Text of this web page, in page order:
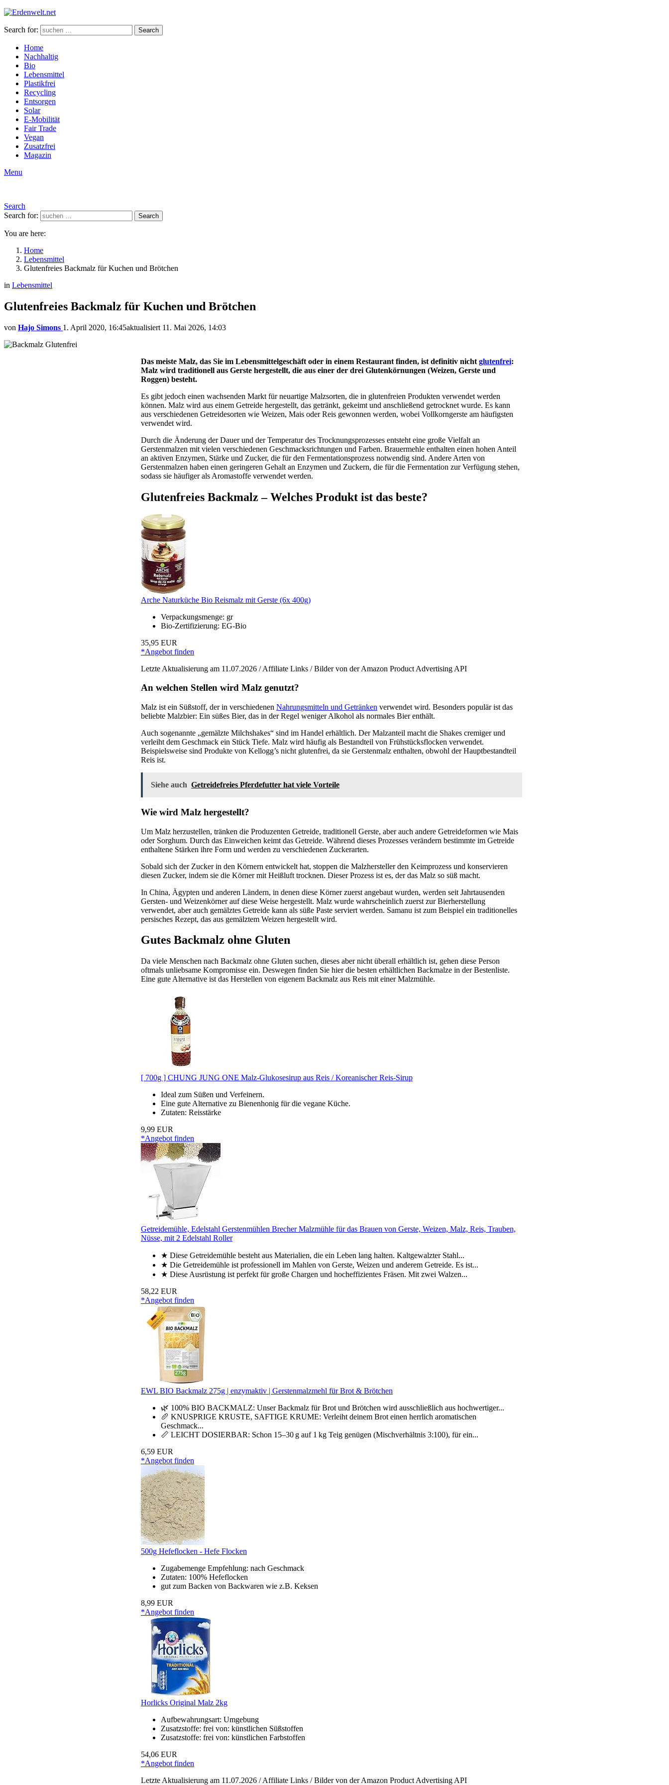
Search for: Search
Home
Nachhaltig
Bio
Lebensmittel
Plastikfrei
Recycling
Entsorgen
Solar
E-Mobilität
Fair Trade
Vegan
Zusatzfrei
Magazin
Menu
Search
Search for:
Search
You are here:
Home
Lebensmittel
Glutenfreies Backmalz für Kuchen und Brötchen
in Lebensmittel
Glutenfreies Backmalz für Kuchen und Brötchen
von Hajo Simons 1. April 2020, 16:45aktualisiert 11. Mai 2026, 14:03
Das meiste Malz, das Sie im Lebensmittelgeschäft oder in einem Restaurant finden, ist definitiv nicht glutenfrei:
Malz wird traditionell aus Gerste hergestellt, die aus einer der drei Glutenkörnungen (Weizen, Gerste und
Roggen) besteht.
Es gibt jedoch einen wachsenden Markt für neuartige Malzsorten, die in glutenfreien Produkten verwendet werden
können. Malz wird aus einem Getreide hergestellt, das getränkt, gekeimt und anschließend getrocknet wurde. Es kann
aus verschiedenen Getreidesorten wie Weizen, Mais oder Reis gewonnen werden, wobei Vollkorngerste am häufigsten
verwendet wird.
Durch die Änderung der Dauer und der Temperatur des Trocknungsprozesses entsteht eine große Vielfalt an
Gerstenmalzen mit vielen verschiedenen Geschmacksrichtungen und Farben. Brauermehle enthalten einen hohen Anteil
an aktiven Enzymen, Stärke und Zucker, die für den Fermentationsprozess notwendig sind. Andere Arten von
Gerstenmalzen haben einen geringeren Gehalt an Enzymen und Zuckern, die für die Fermentation zur Verfügung stehen,
sodass sie häufiger als Aromastoffe verwendet werden.
Glutenfreies Backmalz – Welches Produkt ist das beste?
Arche Naturküche Bio Reismalz mit Gerste (6x 400g)
Verpackungsmenge: gr
Bio-Zertifizierung: EG-Bio
35,95 EUR
*Angebot finden
Letzte Aktualisierung am 11.07.2026 / Affiliate Links / Bilder von der Amazon Product Advertising API
An welchen Stellen wird Malz genutzt?
Malz ist ein Süßstoff, der in verschiedenen Nahrungsmitteln und Getränken verwendet wird. Besonders populär ist das
beliebte Malzbier: Ein süßes Bier, das in der Regel weniger Alkohol als normales Bier enthält.
Auch sogenannte „gemälzte Milchshakes“ sind im Handel erhältlich. Der Malzanteil macht die Shakes cremiger und
verleiht dem Geschmack ein Stück Tiefe. Malz wird häufig als Bestandteil von Frühstücksflocken verwendet.
Beispielsweise sind Produkte von Kellogg’s nicht glutenfrei, da sie Gerstenmalz enthalten, obwohl der Hauptbestandteil
Reis ist.
Siehe auch Getreidefreies Pferdefutter hat viele Vorteile
Wie wird Malz hergestellt?
Um Malz herzustellen, tränken die Produzenten Getreide, traditionell Gerste, aber auch andere Getreideformen wie Mais
oder Sorghum. Durch das Einweichen keimt das Getreide. Während dieses Prozesses verändern bestimmte im Getreide
enthaltene Stärken ihre Form und werden zu verschiedenen Zuckerarten.
Sobald sich der Zucker in den Körnern entwickelt hat, stoppen die Malzhersteller den Keimprozess und konservieren
diesen Zucker, indem sie die Körner mit Heißluft trocknen. Dieser Prozess ist es, der das Malz so süß macht.
In China, Ägypten und anderen Ländern, in denen diese Körner zuerst angebaut wurden, werden seit Jahrtausenden
Gersten- und Weizenkörner auf diese Weise hergestellt. Malz wurde wahrscheinlich zuerst zur Bierherstellung
verwendet, aber auch gemälztes Getreide kann als süße Paste serviert werden. Samanu ist zum Beispiel ein traditionelles
persisches Rezept, das aus gemälztem Weizen hergestellt wird.
Gutes Backmalz ohne Gluten
Da viele Menschen nach Backmalz ohne Gluten suchen, dieses aber nicht überall erhältlich ist, gehen diese Person
oftmals unliebsame Kompromisse ein. Deswegen finden Sie hier die besten erhältlichen Backmalze in der Bestenliste.
Eine gute Alternative ist das Herstellen von eigenem Backmalz aus Reis mit einer Malzmühle.
[ 700g ] CHUNG JUNG ONE Malz-Glukosesirup aus Reis / Koreanischer Reis-Sirup
Ideal zum Süßen und Verfeinern.
Eine gute Alternative zu Bienenhonig für die vegane Küche.
Zutaten: Reisstärke
9,99 EUR
*Angebot finden
Getreidemühle, Edelstahl Gerstenmühlen Brecher Malzmühle für das Brauen von Gerste, Weizen, Malz, Reis, Trauben,
Nüsse, mit 2 Edelstahl Roller
★ Diese Getreidemühle besteht aus Materialien, die ein Leben lang halten. Kaltgewalzter Stahl...
★ Die Getreidemühle ist professionell im Mahlen von Gerste, Weizen und anderem Getreide. Es ist...
★ Diese Ausrüstung ist perfekt für große Chargen und hocheffizientes Fräsen. Mit zwei Walzen...
58,22 EUR
*Angebot finden
EWL BIO Backmalz 275g | enzymaktiv | Gerstenmalzmehl für Brot & Brötchen
🌿 100% BIO BACKMALZ: Unser Backmalz für Brot und Brötchen wird ausschließlich aus hochwertiger...
🥖 KNUSPRIGE KRUSTE, SAFTIGE KRUME: Verleiht deinem Brot einen herrlich aromatischen
Geschmack...
📏 LEICHT DOSIERBAR: Schon 15–30 g auf 1 kg Teig genügen (Mischverhältnis 3:100), für ein...
6,59 EUR
*Angebot finden
500g Hefeflocken - Hefe Flocken
Zugabemenge Empfehlung: nach Geschmack
Zutaten: 100% Hefeflocken
gut zum Backen von Backwaren wie z.B. Keksen
8,99 EUR
*Angebot finden
Horlicks Original Malz 2kg
Aufbewahrungsart: Umgebung
Zusatzstoffe: frei von: künstlichen Süßstoffen
Zusatzstoffe: frei von: künstlichen Farbstoffen
54,06 EUR
*Angebot finden
Letzte Aktualisierung am 11.07.2026 / Affiliate Links / Bilder von der Amazon Product Advertising API